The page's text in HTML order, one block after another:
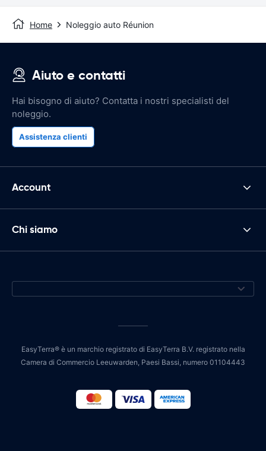
Home Noleggio auto Réunion
Aiuto e contatti
Hai bisogno di aiuto? Contatta i nostri specialisti del
noleggio.
Assistenza clienti
Account
Chi siamo
EasyTerra® è un marchio registrato di EasyTerra B.V. registrato nella
Camera di Commercio Leeuwarden, Paesi Bassi, numero 01104443